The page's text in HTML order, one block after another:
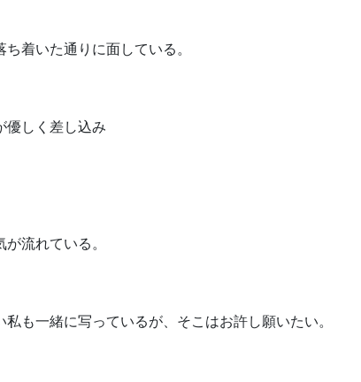
着いた通りに面している。
優しく差し込み
流れている。
も一緒に写っているが、そこはお許し願いたい。